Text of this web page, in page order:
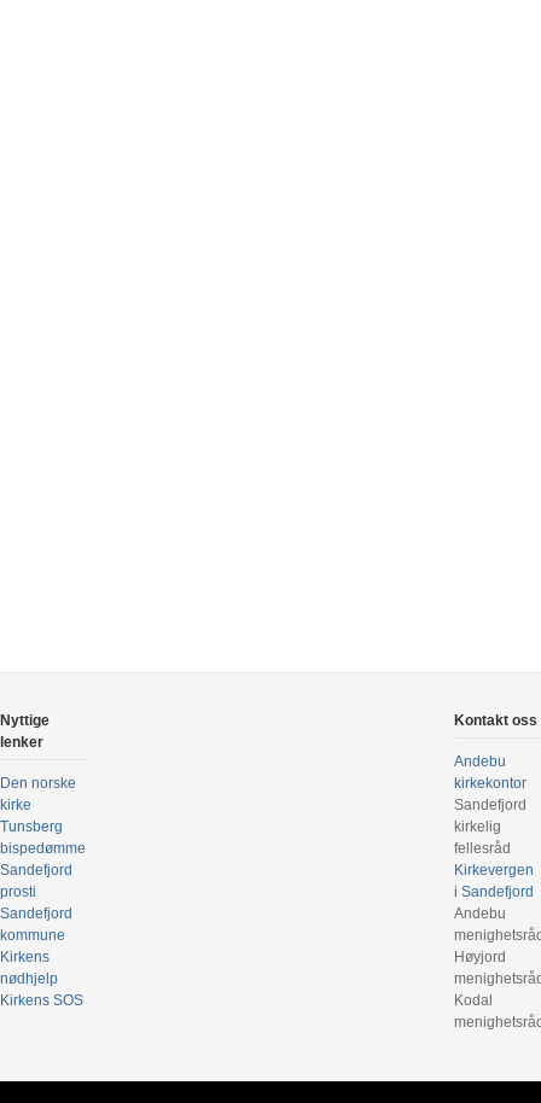
Nyttige
lenker
Den norske
kirke
Tunsberg
bispedømme
Sandefjord
prosti
Sandefjord
kommune
Kirkens
nødhjelp
Kirkens SOS
Kontakt oss
Andebu
kirkekontor
Sandefjord
kirkelig
fellesråd
Kirkevergen
i Sandefjord
Andebu
Høyjord
Kodal